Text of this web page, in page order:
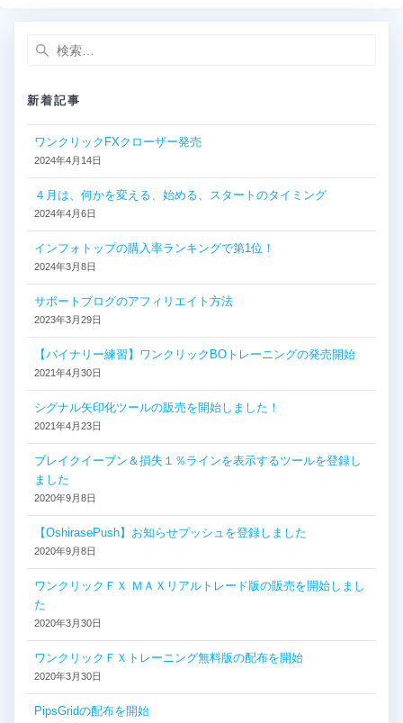
ゲ
ー
ン
検
新着記事
ワンクリックFXクローザー発売
2024年4月14日
４月は、何かを変える、始める、スタートのタイミング
2024年4月6日
インフォトップの購入率ランキングで第1位！
2024年3月8日
サポートブログのアフィリエイト方法
2023年3月29日
【バイナリー練習】ワンクリックBOトレーニングの発売開始
2021年4月30日
シグナル矢印化ツールの販売を開始しました！
2021年4月23日
ブレイクイーブン＆損失１％ラインを表示するツールを登録し
ました
2020年9月8日
【OshirasePush】お知らせプッシュを登録しました
2020年9月8日
ワンクリックＦＸ ＭＡＸリアルトレード版の販売を開始しまし
た
2020年3月30日
ワンクリックＦＸトレーニング無料版の配布を開始
2020年3月30日
PipsGridの配布を開始